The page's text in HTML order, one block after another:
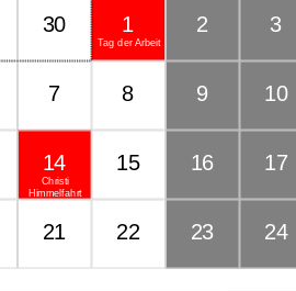
30
Tag der Arbeit
1 2 3
7 8 9 10
Christi
Himmelfahrt
14 15 16 17
21 22 23 24